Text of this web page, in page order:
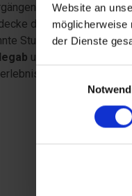
Website an
möglicherweise
der Dienste
Einwilligungsauswahl
die weitläufigen
Stunden am
und den